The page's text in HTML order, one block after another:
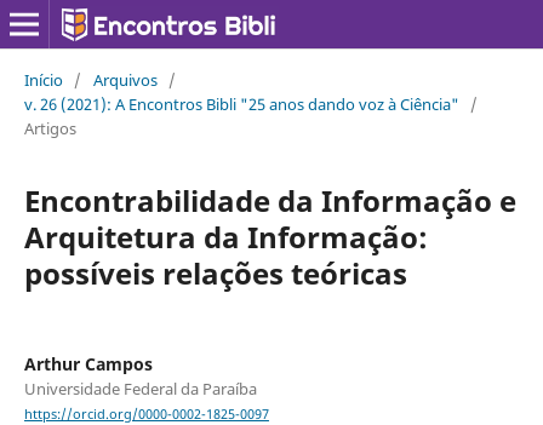
Início / Arquivos /
v. 26 (2021): A Encontros Bibli "25 anos dando voz à Ciência"
/
Artigos
Encontrabilidade da Informação e
Arquitetura da Informação:
possíveis relações teóricas
Arthur Campos
Universidade Federal da Paraíba
https://orcid.org/0000-0002-1825-0097